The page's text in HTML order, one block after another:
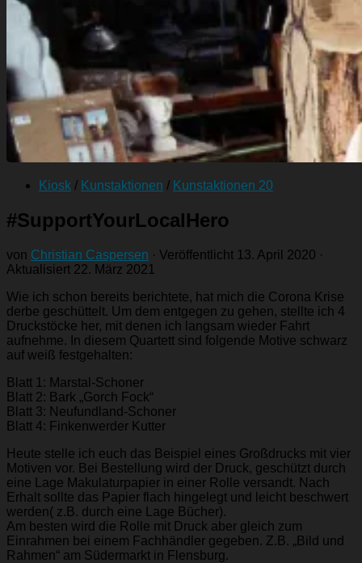
Kiosk / Kunstaktionen / Kunstaktionen 20
#SupportYourLocalHero
von Christian Caspersen · Veröffentlicht 13. April 2020 ·
Aktualisiert 22. März 2021
Wie ich schon bereits berichtete, hat mich die Corona Krise
derbe geschüttelt. Um dem entgegen zu gehen, stellte ich 4
Druckstöcke her, mit denen ich langsam wieder Fahrt
aufnehme. In diesem Quartett sind folgende Motive schwarz
auf weiß festgehalten:
Blatt 1: Marstal-Schoner
Blatt 2: Bark „Gorch Fock“
Blatt 3: Neufundland-Schoner
Blatt 4: Finkenwerder Kutter
Heute stelle ich euch das Beispiel eines Großdrucks mit vier
Motiven vor. Bei Bestellung wird der Druck, geschützt durch
eine Lage Makulaturpapier in einer Rolle versandt. Nach
Erhalt sollte das Papier flach hingelegt und leicht beschwert
werden( z.B. durch eine Lage Bücher).
Am besten wird die Rolle mit Druck aber gleich zum
Einrahmen bei einem Fachhändler gegeben. Z.B. „Bild und
Rahmen“ am Südermarkt in Flensburg.